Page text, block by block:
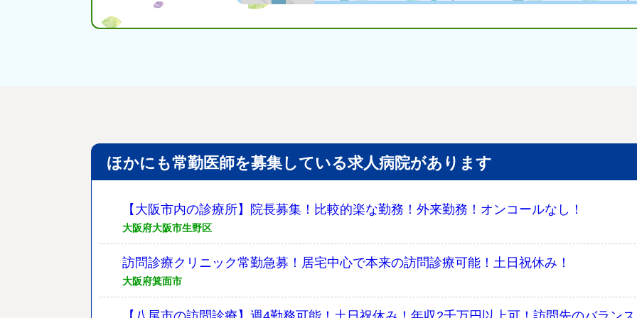
ほかにも常勤医師を募集している求人病院があります
【大阪市内の診療所】院長募集！比較的楽な勤務！外来勤務！オンコールなし！
大阪府大阪市生野区
訪問診療クリニック常勤急募！居宅中心で本来の訪問診療可能！土日祝休み！
大阪府箕面市